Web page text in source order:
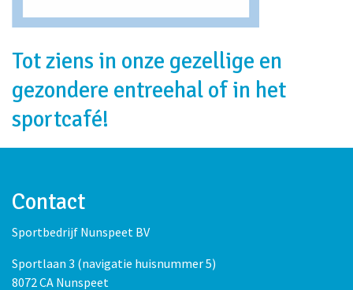
Tot ziens in onze gezellige en
gezondere entreehal of in het
sportcafé!
Contact
Sportbedrijf Nunspeet BV
Sportlaan 3 (navigatie huisnummer 5)
8072 CA Nunspeet